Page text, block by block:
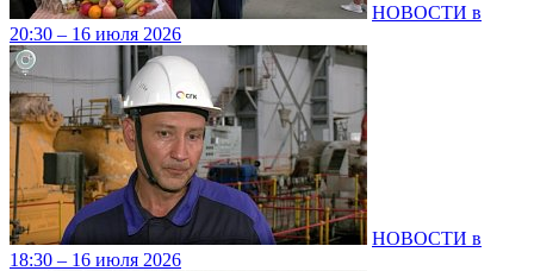
НОВОСТИ в
20:30 – 16 июля 2026
НОВОСТИ в
18:30 – 16 июля 2026